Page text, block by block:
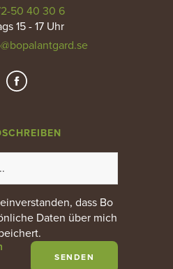
50 40 30 6
15 - 17 Uhr
dass Bo
Daten über mich